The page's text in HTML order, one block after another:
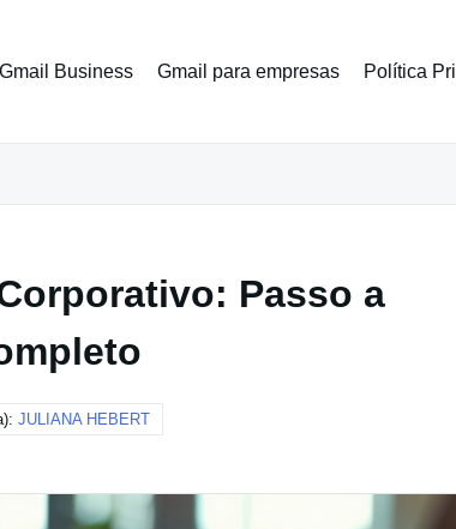
Gmail Business Gmail para empresas Política
Passo a
JULIANA HEBERT